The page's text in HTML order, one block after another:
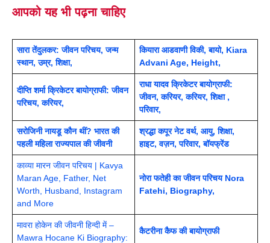
आपको यह भी पढ़ना चाहिए
सारा तेंदुलकर: जीवन परिचय, जन्म
स्थान, उम्र, शिक्षा,
कियारा आडवाणी विकी, बायो, Kiara
Advani Age, Height,
दीप्ति शर्मा क्रिकेटर बायोग्राफी: जीवन
परिचय, करियर,
राधा यादव क्रिकेटर बायोग्राफी:
जीवन, करियर, करियर, शिक्षा ,
परिवार,
सरोजिनी नायडू कौन थीं? भारत की
पहली महिला राज्यपाल की जीवनी
श्रद्धा कपूर नेट वर्थ, आयु, शिक्षा,
हाइट, वज़न, परिवार, बॉयफ्रेंड
काव्या मारन जीवन परिचय | Kavya
Maran Age, Father, Net
Worth, Husband, Instagram
and More
नोरा फतेही का जीवन परिचय Nora
Fatehi, Biography,
मावरा होकेन की जीवनी हिन्दी में –
Mawra Hocane Ki Biography:
कैटरीना कैफ की बायोग्राफी